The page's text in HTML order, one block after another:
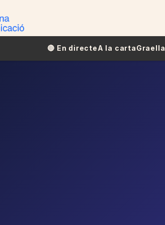
🔴​​ En directeA la cartaGraella